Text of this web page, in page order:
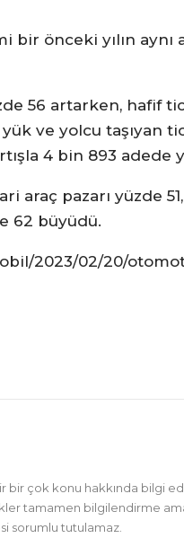
bir önceki yılın aynı
56 artarken, hafif
ve yolcu taşıyan
4 bin 893 adede
araç pazarı yüzde
62 büyüdü.
2023/02/20/
bir çok konu hakkında bilgi
tamamen bilgilendirme
sorumlu tutulamaz.